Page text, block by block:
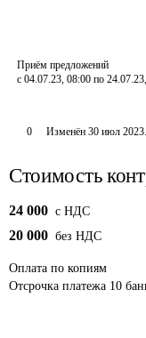
Приём предложений
с 04.07.23, 08:00 по
0 Изменён 30 июл 2023.
Стоимость
24 000 c НДС
20 000 без НДС
Оплата по копиям
Отсрочка платежа 10